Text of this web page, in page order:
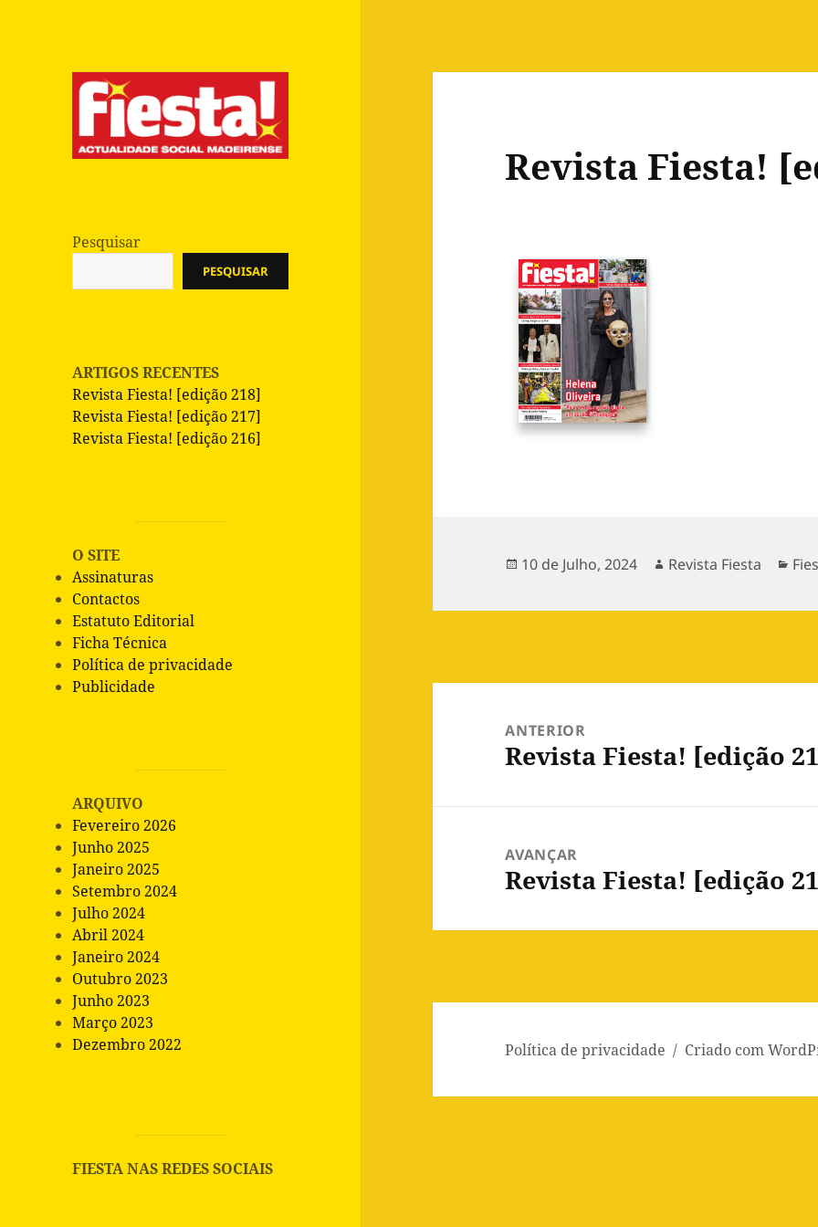
Pesquisar
PESQUISAR
ARTIGOS RECENTES
Revista Fiesta! [edição 218]
Revista Fiesta! [edição 217]
Revista Fiesta! [edição 216]
O SITE
Assinaturas
Contactos
Estatuto Editorial
Ficha Técnica
Política de privacidade
Publicidade
ARQUIVO
Fevereiro 2026
Junho 2025
Janeiro 2025
Setembro 2024
Julho 2024
Abril 2024
Janeiro 2024
Outubro 2023
Junho 2023
Março 2023
Dezembro 2022
FIESTA NAS REDES SOCIAIS
Revista Fiesta!
Publicado
10 de Julho, 2024 Autor
Revista Fiesta
ANTERIOR
Artigo
Revista Fiesta! [edição
AVANÇAR
Artigo
Revista Fiesta! [edição
Política de privacidade Criado com